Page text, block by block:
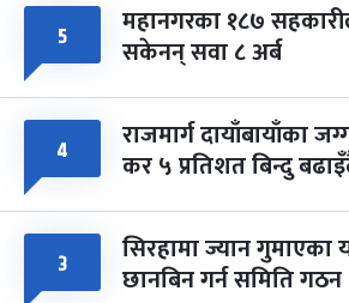
५ महानगरका १८७
सकेनन् सवा ८ अर्ब
४ राजमार्ग दायाँबायाँका
कर ५ प्रतिशत बिन्दु
३ सिरहामा ज्यान गुमाएका
छानबिन गर्न समिति गठन